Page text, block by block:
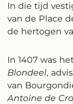
In die tijd
van de Place
de hertogen
In 1407 was
Blondeel,
van
Antoine de